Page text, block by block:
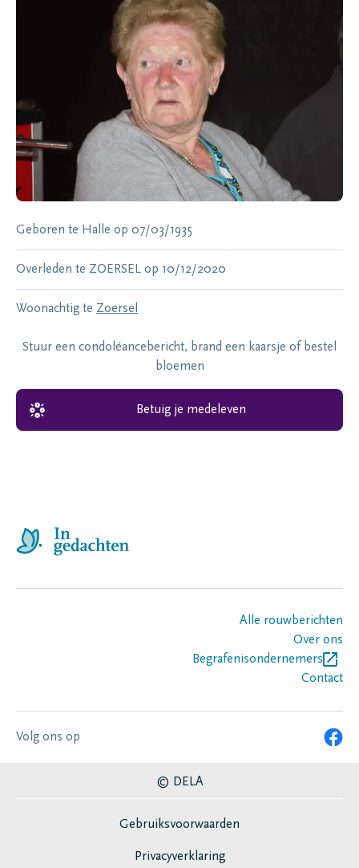
Geboren te Halle op 07/03/1935
Overleden te ZOERSEL op 10/12/2020
Woonachtig te Zoersel
Stuur een condoléancebericht, brand een kaarsje of bestel
bloemen
Betuig je medeleven
Alle rouwberichten
Over ons
Begrafenisondernemers
Contact
Volg ons op
© DELA
Gebruiksvoorwaarden
Privacyverklaring